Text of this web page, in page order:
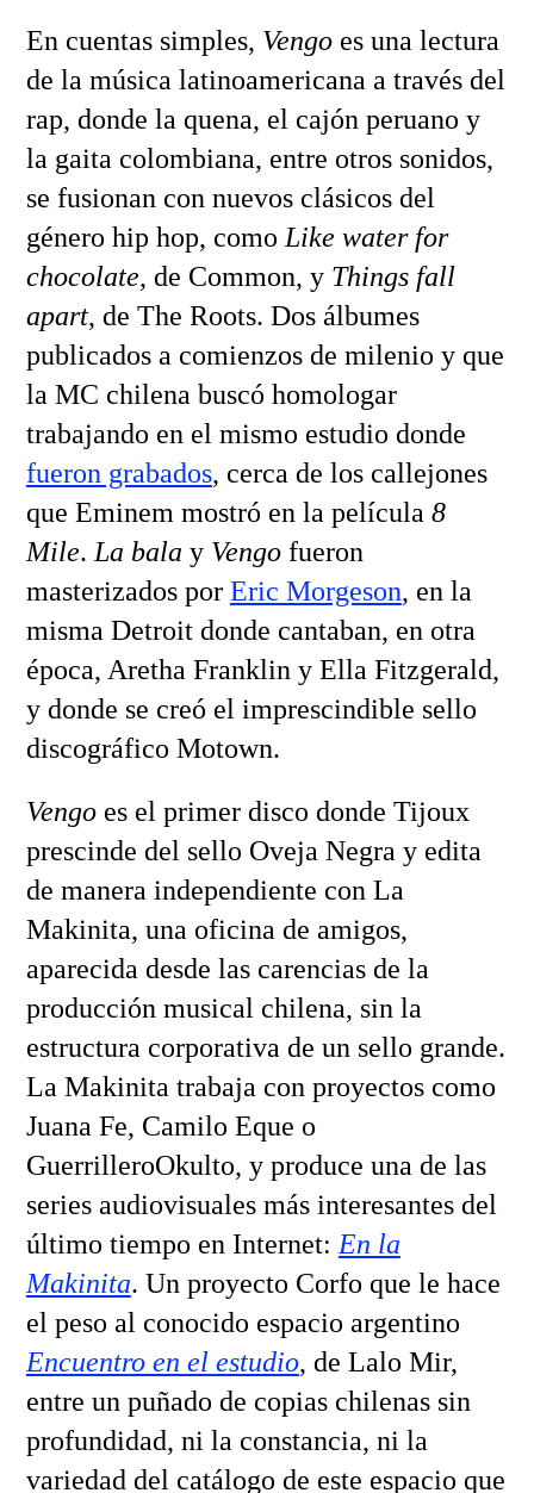
En cuentas simples, Vengoes una lectura
de la música latinoamericana a través del
rap, donde la quena, el cajón peruano y
la gaita colombiana, entre otros sonidos,
se fusionan con nuevos clásicos del
género hip hop, como Like water for
chocolate, de Common, y Things fall
apart, de The Roots. Dos álbumes
publicados a comienzos de milenio y que
la MC chilena buscó homologar
trabajando en el mismo estudio donde
fueron grabados, cerca de los callejones
que Eminem mostró en la película 8
Mile. La bala y Vengofueron
masterizados por Eric Morgeson, en la
misma Detroit donde cantaban, en otra
época, Aretha Franklin y Ella Fitzgerald,
y donde se creó el imprescindible sello
discográfico Motown.
Vengoes el primer disco donde Tijoux
prescinde del sello Oveja Negra y edita
de manera independiente con La
Makinita, una oficina de amigos,
aparecida desde las carencias de la
producción musical chilena, sin la
estructura corporativa de un sello grande.
La Makinita trabaja con proyectos como
Juana Fe, Camilo Eque o
GuerrilleroOkulto, y produce una de las
series audiovisuales más interesantes del
último tiempo en Internet: En la
Makinita. Un proyecto Corfo que le hace
el peso al conocido espacio argentino
Encuentro en el estudio, de Lalo Mir,
entre un puñado de copias chilenas sin
profundidad, ni la constancia, ni la
variedad del catálogo de este espacio que